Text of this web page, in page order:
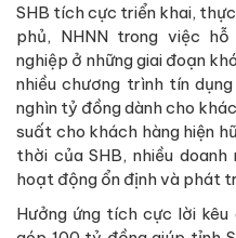
SHB tích cực triển khai,
phủ, NHNN trong việc
nghiệp ở những giai đoạn
nhiều chương trình tín
nghìn tỷ đồng dành cho
suất cho khách hàng hiện
thời của SHB, nhiều
hoạt động ổn định và phát
Hưởng ứng tích cực lời